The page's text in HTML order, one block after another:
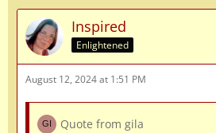
Inspired
Enlightened
August 12, 2024 at 1:51 PM
Quote from gila